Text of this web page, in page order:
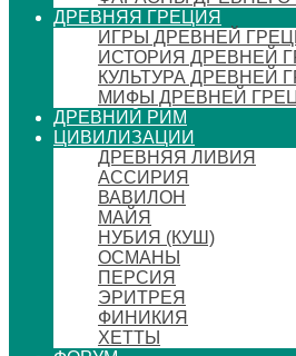
ДРЕВНЯЯ ГРЕЦИЯ
ИГРЫ ДРЕВНЕЙ
ИСТОРИЯ ДРЕВНЕЙ
КУЛЬТУРА ДРЕВНЕЙ
МИФЫ ДРЕВНЕЙ
ДРЕВНИЙ РИМ
ЦИВИЛИЗАЦИИ
ДРЕВНЯЯ ЛИВИЯ
АССИРИЯ
ВАВИЛОН
МАЙЯ
НУБИЯ (КУШ)
ОСМАНЫ
ПЕРСИЯ
ЭРИТРЕЯ
ФИНИКИЯ
ХЕТТЫ